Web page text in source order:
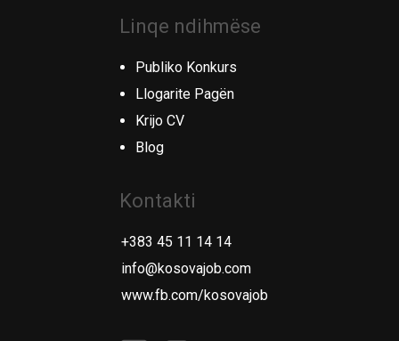
Linqe ndihmëse
Publiko Konkurs
Llogarite Pagën
Krijo CV
Blog
Kontakti
+383 45 11 14 14
info@kosovajob.com
www.fb.com/kosovajob